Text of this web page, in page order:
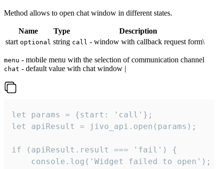
Method allows to open chat window in different states.
Name Type
Description
start optional string call - window with callback request form\
menu - mobile menu with the selection of communication channel
chat - default value with chat window |
let params = {start: 'call'};
let apiResult = jivo_api.open(params);
if (apiResult.result === 'fail') {
    console.log('Widget failed to open');